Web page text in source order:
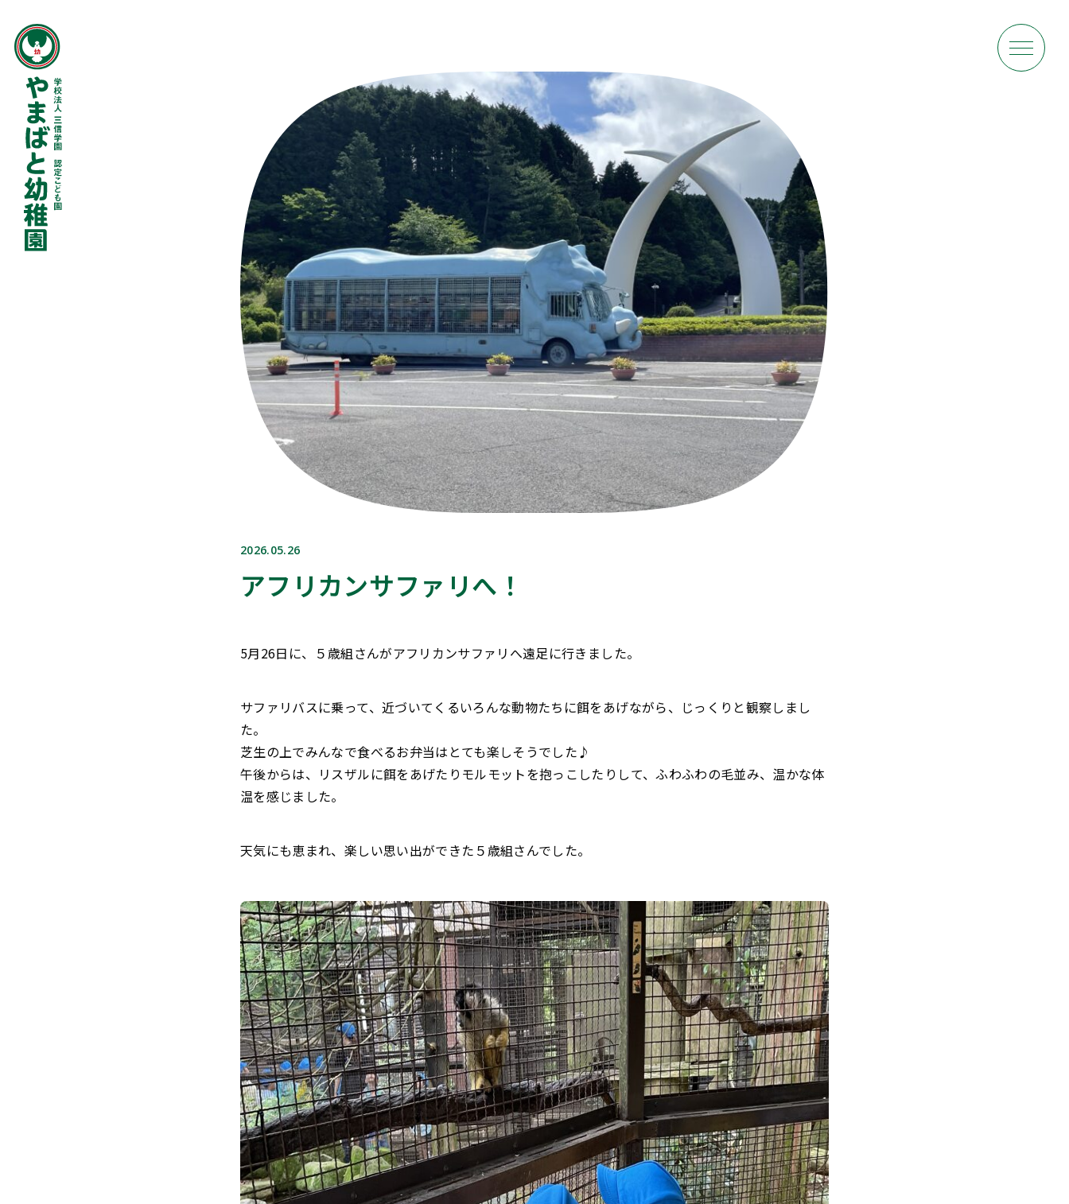
トップ
教育と特色
幼稚園について
お知らせ
トピックス
よくある質問
園児募集
採用情報
お問合せ
2026.05.26
アフリカンサファリへ！
5月26日に、５歳組さんがアフリカンサファリへ遠足に行きました。
サファリバスに乗って、近づいてくるいろんな動物たちに餌をあげながら、じっくりと観察しまし
た。
芝生の上でみんなで食べるお弁当はとても楽しそうでした♪
午後からは、リスザルに餌をあげたりモルモットを抱っこしたりして、ふわふわの毛並み、温かな体
温を感じました。
天気にも恵まれ、楽しい思い出ができた５歳組さんでした。